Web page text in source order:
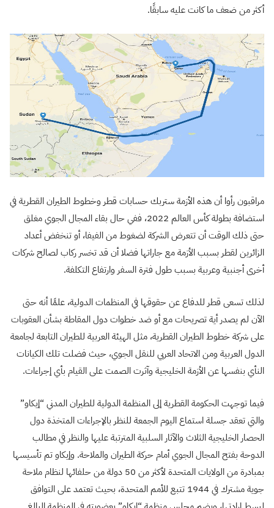
أكثر من ضعف ما كانت عليه سابقًا.
مراقبون رأوا أن هذه الأزمة ستربك حسابات قطر وخطوط الطيران القطرية في
استضافة بطولة كأس العالم 2022، ففي حال بقاء المجال الجوي مغلق
حتى ذلك الوقت أن تتعرض الشركة لضغوط من الفيفا، أو تنخفض أعداد
الزائرين لقطر بسبب الأزمة مع جاراتها فضلا أن قد تخسر ركاب لصالح شركات
أخرى أجنبية وعربية بسبب طول فترة السفر وارتفاع التكلفة.
لذلك تسعى قطر للدفاع عن حقوقها في المنظمات الدولية، علمًا أنه حتى
الآن لم يصدر أية تصريحات مع أو ضد خطوات دول المقاطة بشأن العقوبات
على شركة خطوط الطيران القطرية، مثل الهيئة العربية للطيران التابعة لجامعة
الدول العربية ومن الاتحاد العربي للنقل الجوي، حيث فضلت تلك الكيانات
النأي بنفسها عن الأزمة الخليجية وآثرت الصمت على القيام بأي إجراءات.
فيما توجهت الحكومة القطرية إلى المنظمة الدولية للطيران المدني “إيكاو”
والتي تعقد جسلة استماع اليوم الجمعة للنظر بالإجراءات المتخذة دول
الحصار الخليجية الثلاث والآثار السلبية المترتبة عليها والنظر في مطالب
الدوحة بفتح المجال الجوي أمام حركة الطيران والملاحة. وإيكاو تم تأسيسها
بمبادرة من الولايات المتحدة لأكثر من 50 دولة من حلفائها لنظام ملاحة
جوية مشترك في 1944 تتبع للأمم المتحدة، بحيث تعتمد على التوافق